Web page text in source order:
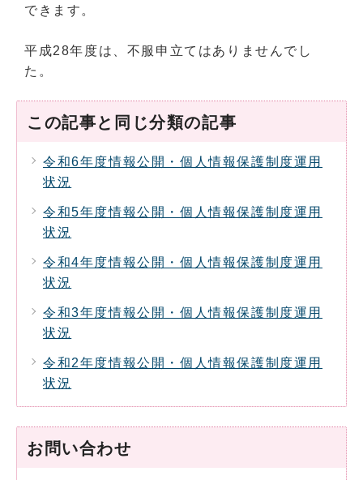
できます。
平成28年度は、不服申立てはありませんでし
た。
この記事と同じ分類の記事
令和6年度情報公開・個人情報保護制度運用
状況
令和5年度情報公開・個人情報保護制度運用
状況
令和4年度情報公開・個人情報保護制度運用
状況
令和3年度情報公開・個人情報保護制度運用
状況
令和2年度情報公開・個人情報保護制度運用
状況
お問い合わせ